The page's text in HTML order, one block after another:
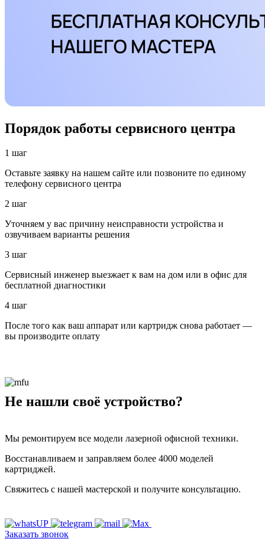
Порядок работы сервисного центра
1 шаг
Оставьте заявку на нашем сайте или позвоните по единому
телефону сервисного центра
2 шаг
Уточняем у вас причину неисправности устройства и
озвучиваем варианты решения
3 шаг
Сервисный инженер выезжает к вам на дом или в офис для
бесплатной диагностики
4 шаг
После того как ваш аппарат или картридж снова работает —
вы производите оплату
Не нашли своё устройство?
Мы ремонтируем все модели лазерной офисной техники.
Восстанавливаем и заправляем более 4000 моделей
картриджей.
Свяжитесь с нашей мастерской и получите консультацию.
Заказать звонок